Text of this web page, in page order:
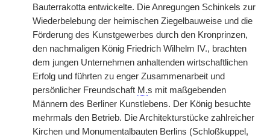
Bauterrakotta entwickelte. Die Anregungen Schinkels zur
Wiederbelebung der heimischen Ziegelbauweise und die
Förderung des Kunstgewerbes durch den Kronprinzen,
den nachmaligen König Friedrich Wilhelm IV., brachten
dem jungen Unternehmen anhaltenden wirtschaftlichen
Erfolg und führten zu enger Zusammenarbeit und
persönlicher Freundschaft M.s mit maßgebenden
Männern des Berliner Kunstlebens. Der König besuchte
mehrmals den Betrieb. Die Architekturstücke zahlreicher
Kirchen und Monumentalbauten Berlins (Schloßkuppel,